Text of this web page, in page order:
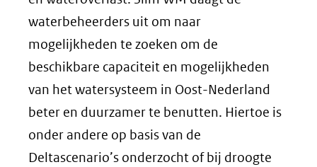
waterbeheerders uit om naar
mogelijkheden te zoeken om de
beschikbare capaciteit en mogelijkheden
van het watersysteem in Oost-Nederland
beter en duurzamer te benutten. Hiertoe is
onder andere op basis van de
Deltascenario’s onderzocht of bij droogte